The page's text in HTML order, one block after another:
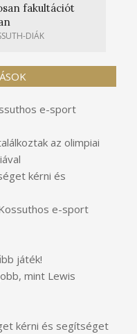
fakultációt
DIÁK
e-sport
az olimpiai
kérni és
e-sport
játék!
mint Lewis
kérni és segítséget